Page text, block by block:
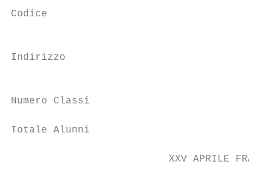
Codice
Indirizzo
Numero Classi
Totale Alunni
XXV APRILE